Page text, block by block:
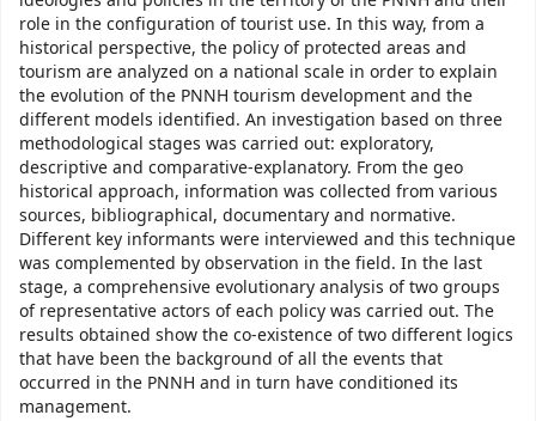
role in the configuration of tourist use. In this way, from a
historical perspective, the policy of protected areas and
tourism are analyzed on a national scale in order to explain
the evolution of the PNNH tourism development and the
different models identified. An investigation based on three
methodological stages was carried out: exploratory,
descriptive and comparative-explanatory. From the geo
historical approach, information was collected from various
sources, bibliographical, documentary and normative.
Different key informants were interviewed and this technique
was complemented by observation in the field. In the last
stage, a comprehensive evolutionary analysis of two groups
of representative actors of each policy was carried out. The
results obtained show the co-existence of two different logics
that have been the background of all the events that
occurred in the PNNH and in turn have conditioned its
management.